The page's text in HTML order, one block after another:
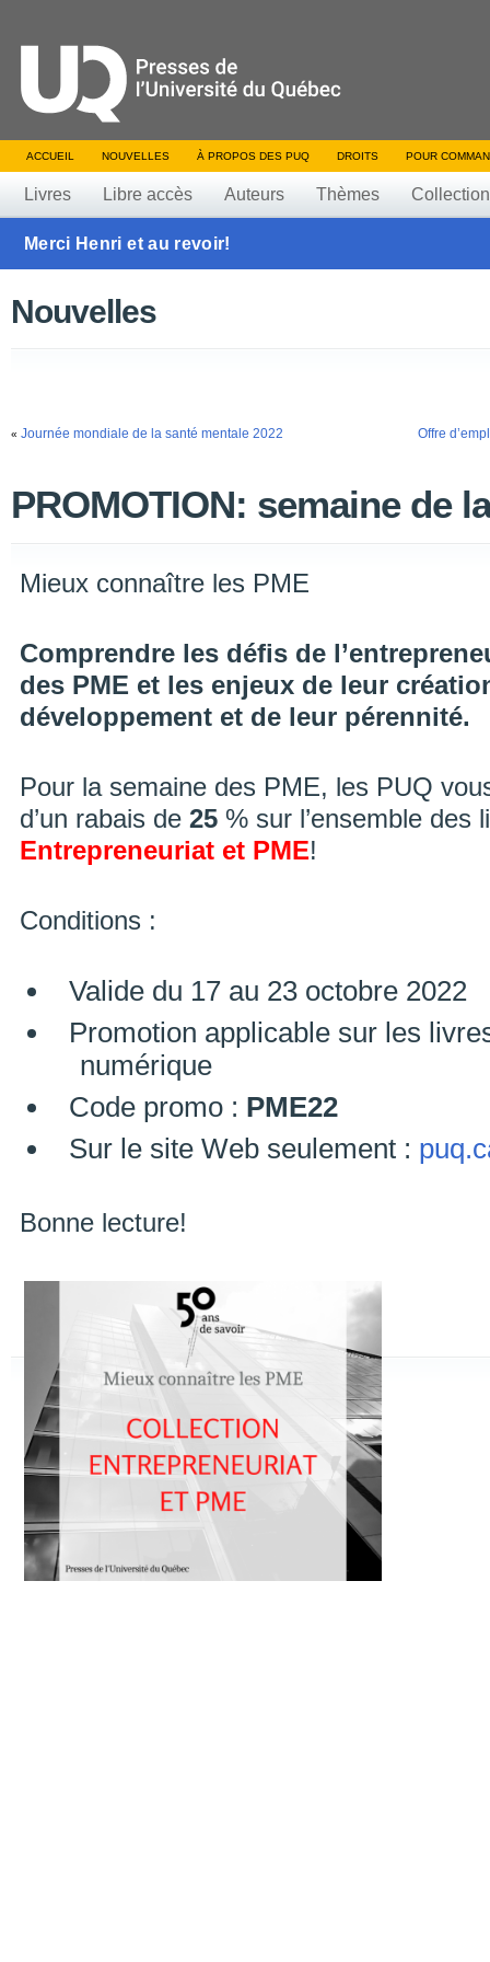
ACCUEIL NOUVELLES À PROPOS DES PUQ DROITS POUR
Livres Libre accès Auteurs Thèmes
Merci Henri et au revoir!
Nouvelles
« Journée mondiale de la santé mentale 2022 Offre
PROMOTION: semaine de
Mieux connaître les PME
Comprendre les défis de
des PME et les enjeux de leur
développement et de leur pérennité.
Pour la semaine des PME, les PUQ
d’un rabais de 25 % sur l’ensemble des
Entrepreneuriat et PME!
Conditions :
Valide du 17 au 23 octobre 2022
Promotion applicable sur les
numérique
Code promo : PME22
Sur le site Web seulement :
Bonne lecture!